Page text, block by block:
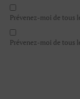
Prévenez-moi de tous
Prévenez-moi de tous